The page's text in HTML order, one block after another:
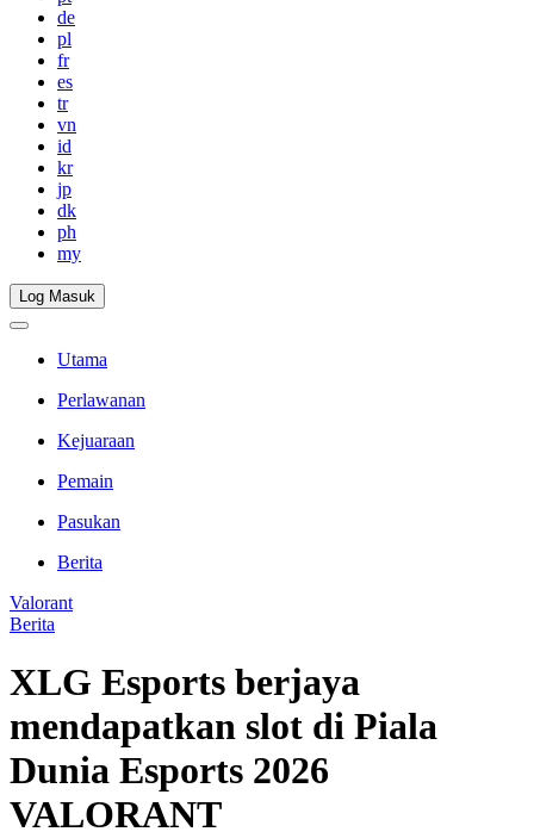
de
pl
fr
es
tr
vn
id
kr
jp
dk
ph
my
Log Masuk
Utama
Perlawanan
Kejuaraan
Pemain
Pasukan
Berita
Valorant
Berita
XLG Esports berjaya
mendapatkan slot di Piala
Dunia Esports 2026
VALORANT